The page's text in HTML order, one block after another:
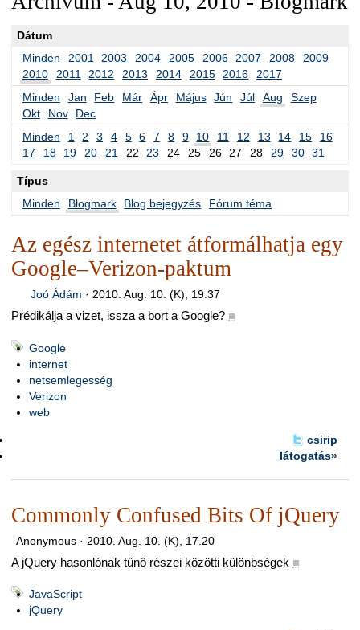
Dátum
Minden
2001 2003 2004 2005 2006 2007 2008
2009
2010
2011 2012 2013 2014 2015 2016
2017
Minden
Jan Feb Már Ápr Május Jún Júl Aug
Szep
Okt
Nov
Dec
Minden
1 2 3 4 5 6 7 8 9 10 11 12 13 14 15
16
17
18 19 20 21 22 23 24 25 26 27 28 29 30 31
Típus
Minden
Blogmark Blog bejegyzés Fórum téma
Az egész internetet átformálhatja egy
Google–Verizon-paktum
Joó Ádám · 2010. Aug. 10. (K), 19.37
Prédikálja a vizet, issza a bort a Google? ■
Google
internet
netsemlegesség
Verizon
web
csirip
látogatás»
Commonly Confused Bits Of jQuery
Anonymous · 2010. Aug. 10. (K), 17.20
A jQuery hasonlónak tűnő részei közötti különbségek ■
JavaScript
jQuery